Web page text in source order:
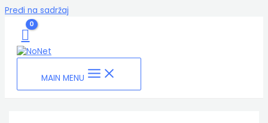
Pređi na sadržaj
MAIN MENU